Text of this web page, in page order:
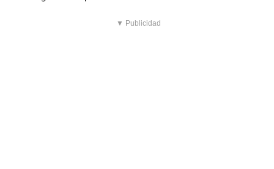
▼ Publicidad